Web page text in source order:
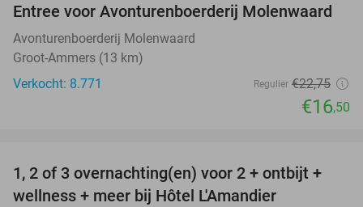
27%
Entree voor Avonturenboerderij Molenwaard
Avonturenboerderij Molenwaard
Groot-Ammers (13 km)
Verkocht: 8.771
Regulier €22,75
€16,50
32%
TODAY
1, 2 of 3 overnachting(en) voor 2 + ontbijt +
wellness + meer bij Hôtel L'Amandier